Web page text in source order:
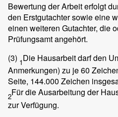
Bewertung der Arbeit erfolgt
den Erstgutachter sowie eine
einen weiteren Gutachter, die
Prüfungsamt angehört.
(3) 1Die Hausarbeit darf den
Anmerkungen) zu je 60
Seite, 144.000 Zeichen
2Für die Ausarbeitung der
zur Verfügung.